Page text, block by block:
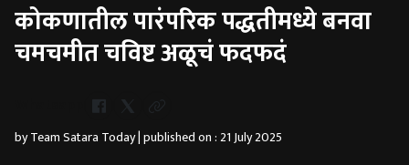
कोकणातील पारंपरिक पद्धतीमध्ये बनवा
चमचमीत चविष्ट अळूचं फदफदं
by Team Satara Today | published on : 21 July 2025